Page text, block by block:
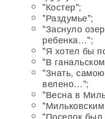
"Костер";
"Раздумье";
"Заснуло
ребенка…";
"Я хотел бы
"В
"Знать,
велено…";
"Весна в
"Поселок